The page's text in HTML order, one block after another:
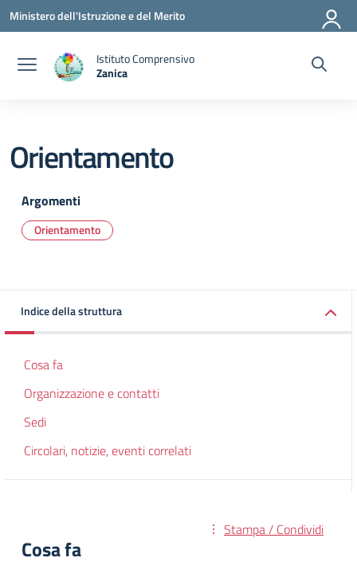
Vai ai contenuti
Vai al menu di navigazione
Vai al footer
Ministero dell'Istruzione e del Merito
Istituto Comprensivo
Zanica
Orientamento
Argomenti
Orientamento
Indice della struttura
Cosa fa
Organizzazione e contatti
Sedi
Circolari, notizie, eventi correlati
Stampa / Condividi
Cosa fa